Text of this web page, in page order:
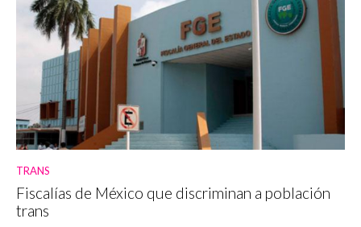
TRANS
Fiscalías de México que discriminan a población
trans